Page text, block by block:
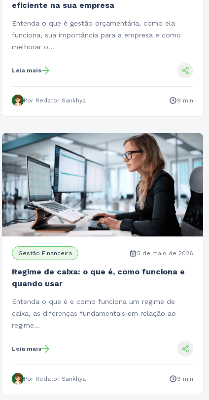
eficiente na sua empresa
Entenda o que é gestão orçamentária, como ela
funciona, sua importância para a empresa e como
melhorar o…
Leia mais
Por Redator Sankhya 9 min
Gestão Financeira 5 de maio de 2026
Regime de caixa: o que é, como funciona e
quando usar
Entenda o que é e como funciona um regime de
caixa, as diferenças fundamentais em relação ao
regime…
Leia mais
Por Redator Sankhya 9 min